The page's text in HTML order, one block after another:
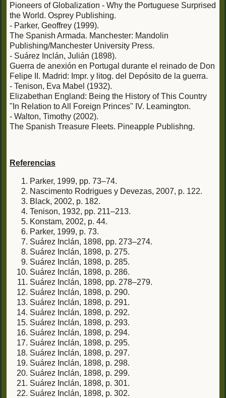
Pioneers of Globalization - Why the Portuguese Surprised
the World. Osprey Publishing.
- Parker, Geoffrey (1999).
The Spanish Armada. Manchester: Mandolin
Publishing/Manchester University Press.
- Suárez Inclán, Julián (1898).
Guerra de anexión en Portugal durante el reinado de Don
Felipe II. Madrid: Impr. y litog. del Depósito de la guerra.
- Tenison, Eva Mabel (1932).
Elizabethan England: Being the History of This Country
"In Relation to All Foreign Princes" IV. Leamington.
- Walton, Timothy (2002).
The Spanish Treasure Fleets. Pineapple Publishng.
Referencias
Parker, 1999, pp. 73–74.
Nascimento Rodrigues y Devezas, 2007, p. 122.
Black, 2002, p. 182.
Tenison, 1932, pp. 211–213.
Konstam, 2002, p. 44.
Parker, 1999, p. 73.
Suárez Inclán, 1898, pp. 273–274.
Suárez Inclán, 1898, p. 275.
Suárez Inclán, 1898, p. 285.
Suárez Inclán, 1898, p. 286.
Suárez Inclán, 1898, pp. 278–279.
Suárez Inclán, 1898, p. 290.
Suárez Inclán, 1898, p. 291.
Suárez Inclán, 1898, p. 292.
Suárez Inclán, 1898, p. 293.
Suárez Inclán, 1898, p. 294.
Suárez Inclán, 1898, p. 295.
Suárez Inclán, 1898, p. 297.
Suárez Inclán, 1898, p. 298.
Suárez Inclán, 1898, p. 299.
Suárez Inclán, 1898, p. 301.
Suárez Inclán, 1898, p. 302.